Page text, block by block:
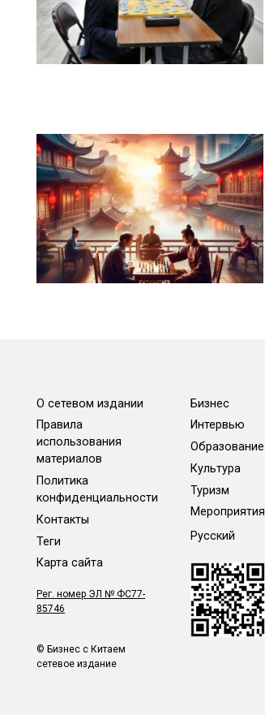
О сетевом издании
Правила
использования
материалов
Политика
конфиденциальности
Контакты
Теги
Карта сайта
Рег. номер ЭЛ № ФС77-
85746
© Бизнес с Китаем
сетевое издание
Бизнес
Интервью
Образование
Культура
Туризм
Мероприятия
Русский